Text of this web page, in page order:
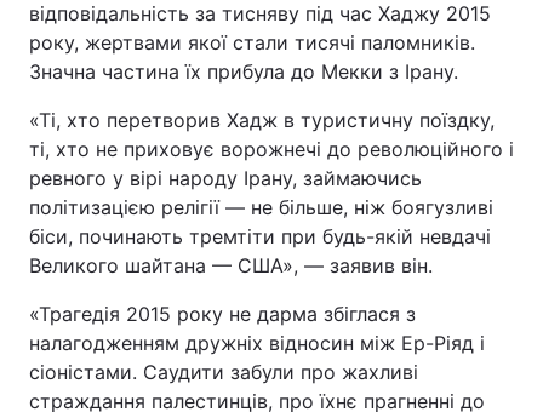
відповідальність за тисняву під час Хаджу 2015
року, жертвами якої стали тисячі паломників.
Значна частина їх прибула до Мекки з Ірану.
«Ті, хто перетворив Хадж в туристичну поїздку,
ті, хто не приховує ворожнечі до революційного і
ревного у вірі народу Ірану, займаючись
політизацією релігії — не більше, ніж боягузливі
біси, починають тремтіти при будь-якій невдачі
Великого шайтана — США», — заявив він.
«Трагедія 2015 року не дарма збіглася з
налагодженням дружніх відносин між Ер-Ріяд і
сіоністами. Саудити забули про жахливі
страждання палестинців, про їхнє прагненні до